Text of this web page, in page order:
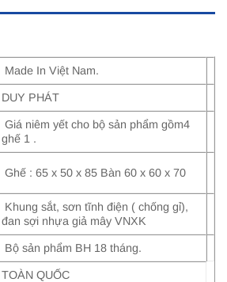
Made In Việt Nam.
DUY PHÁT
Giá niêm yết cho bộ sản phẩm gồm4
ghế 1 .
Ghế : 65 x 50 x 85 Bàn 60 x 60 x 70
Khung sắt, sơn tĩnh điện ( chống gỉ),
đan sợi nhựa giả mây VNXK
Bộ sản phẩm BH 18 tháng.
TOÀN QUỐC